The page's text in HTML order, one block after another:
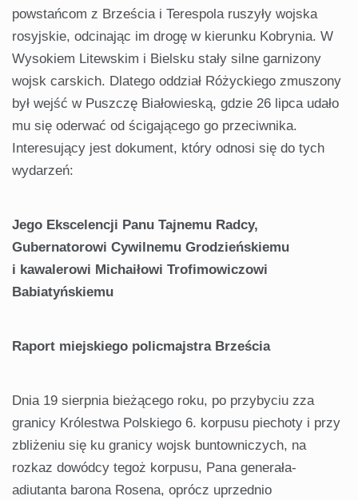
powstańcom z Brześcia i Terespola ruszyły wojska
rosyjskie, odcinając im drogę w kierunku Kobrynia. W
Wysokiem Litewskim i Bielsku stały silne garnizony
wojsk carskich. Dlatego oddział Różyckiego zmuszony
był wejść w Puszczę Białowieską, gdzie 26 lipca udało
mu się oderwać od ścigającego go przeciwnika.
Interesujący jest dokument, który odnosi się do tych
wydarzeń:
Jego Ekscelencji Panu Tajnemu Radcy,
Gubernatorowi Cywilnemu Grodzieńskiemu
i kawalerowi Michaiłowi Trofimowiczowi
Babiatyńskiemu
Raport miejskiego policmajstra Brześcia
Dnia 19 sierpnia bieżącego roku, po przybyciu zza
granicy Królestwa Polskiego 6. korpusu piechoty i przy
zbliżeniu się ku granicy wojsk buntowniczych, na
rozkaz dowódcy tegoż korpusu, Pana generała-
adiutanta barona Rosena, oprócz uprzednio